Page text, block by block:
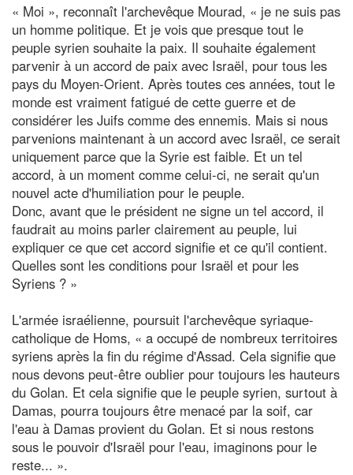
« Moi », reconnaît l'archevêque Mourad, « je ne suis pas
un homme politique. Et je vois que presque tout le
peuple syrien souhaite la paix. Il souhaite également
parvenir à un accord de paix avec Israël, pour tous les
pays du Moyen-Orient. Après toutes ces années, tout le
monde est vraiment fatigué de cette guerre et de
considérer les Juifs comme des ennemis. Mais si nous
parvenions maintenant à un accord avec Israël, ce serait
uniquement parce que la Syrie est faible. Et un tel
accord, à un moment comme celui-ci, ne serait qu'un
nouvel acte d'humiliation pour le peuple.
Donc, avant que le président ne signe un tel accord, il
faudrait au moins parler clairement au peuple, lui
expliquer ce que cet accord signifie et ce qu'il contient.
Quelles sont les conditions pour Israël et pour les
Syriens ? »
L'armée israélienne, poursuit l'archevêque syriaque-
catholique de Homs, « a occupé de nombreux territoires
syriens après la fin du régime d'Assad. Cela signifie que
nous devons peut-être oublier pour toujours les hauteurs
du Golan. Et cela signifie que le peuple syrien, surtout à
Damas, pourra toujours être menacé par la soif, car
l'eau à Damas provient du Golan. Et si nous restons
sous le pouvoir d'Israël pour l'eau, imaginons pour le
reste... ».